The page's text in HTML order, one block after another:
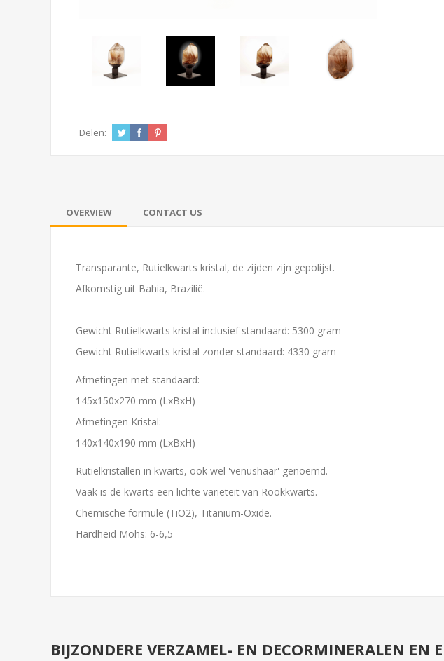
Delen:
OVERVIEW CONTACT US
Transparante, Rutielkwarts kristal, de zijden zijn gepolijst.
Afkomstig uit Bahia, Brazilië.
Gewicht Rutielkwarts kristal inclusief standaard: 5300 gram
Gewicht Rutielkwarts kristal zonder standaard: 4330 gram
Afmetingen met standaard:
145x150x270 mm (LxBxH)
Afmetingen Kristal:
140x140x190 mm (LxBxH)
Rutielkristallen in kwarts, ook wel 'venushaar' genoemd.
Vaak is de kwarts een lichte variëteit van Rookkwarts.
Chemische formule (TiO2), Titanium-Oxide.
Hardheid Mohs: 6-6,5
BIJZONDERE VERZAMEL- EN DECORMINERALEN EN